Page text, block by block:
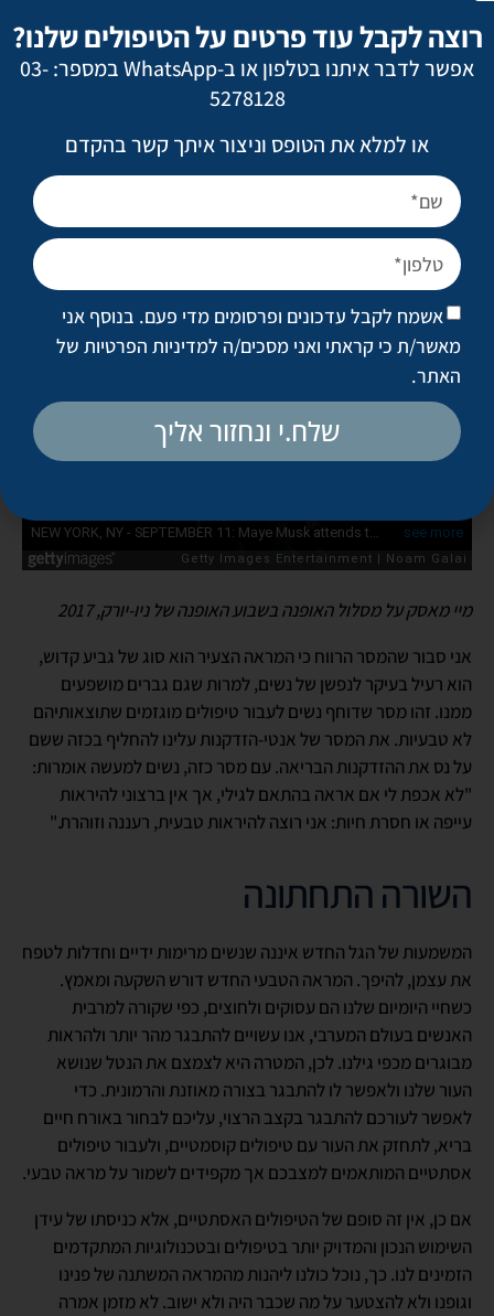
לורן האטון על מסלול האופנה בשבוע האופנה של מילאנו, 2017
Embed from Getty Images
מיי מאסק על מסלול האופנה בשבוע האופנה של ניו-יורק, 2017
אני סבור שהמסר הרווח כי המראה הצעיר הוא סוג של גביע קדוש,
הוא רעיל בעיקר לנפשן של נשים, למרות שגם גברים מושפעים
ממנו. זהו מסר שדוחף נשים לעבור טיפולים מוגזמים שתוצאותיהם
לא טבעיות. את המסר של אנטי-הזדקנות עלינו להחליף בכזה ששם
על נס את ההזדקנות הבריאה. עם מסר כזה, נשים למעשה אומרות:
"לא אכפת לי אם אראה בהתאם לגילי, אך אין ברצוני להיראות
עייפה או חסרת חיות: אני רוצה להיראות טבעית, רעננה וזוהרת."
השורה התחתונה
המשמעות של הגל החדש איננה שנשים מרימות ידיים וחדלות לטפח
את עצמן, להיפך. המראה הטבעי החדש דורש השקעה ומאמץ.
כשחיי היומיום שלנו הם עסוקים ולחוצים, כפי שקורה למרבית
האנשים בעולם המערבי, אנו עשויים להתבגר מהר יותר ולהראות
מבוגרים מכפי גילנו. לכן, המטרה היא לצמצם את הנטל שנושא
העור שלנו ולאפשר לו להתבגר בצורה מאוזנת והרמונית. כדי
לאפשר לעורכם להתבגר בקצב הרצוי, עליכם לבחור באורח חיים
בריא, לתחזק את העור עם טיפולים קוסמטיים, ולעבור טיפולים
אסתטיים המותאמים למצבכם אך מקפידים לשמור על מראה טבעי.
אם כן, אין זה סופם של הטיפולים האסתטיים, אלא כניסתו של עידן
השימוש הנכון והמדויק יותר בטיפולים ובטכנולוגיות המתקדמים
הזמינים לנו. כך, נוכל כולנו ליהנות מהמראה המשתנה של פנינו
וגופנו ולא להצטער על מה שכבר היה ולא ישוב. לא מזמן אמרה
רוצה לקבל עוד פרטים על הטיפולים שלנו?
אפשר לדבר איתנו בטלפון או ב-WhatsApp במספר: 03-
5278128
או למלא את הטופס וניצור איתך קשר בהקדם
אשמח לקבל עדכונים ופרסומים מדי פעם. בנוסף אני
מאשר/ת כי קראתי ואני מסכים/ה למדיניות הפרטיות של
האתר.
שלח.י ונחזור אליך